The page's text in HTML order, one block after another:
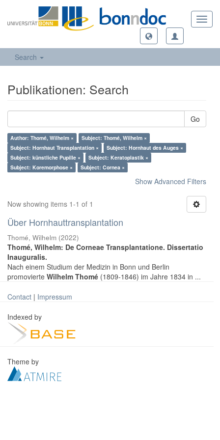
Search
Publikationen: Search
Go
Author: Thomé, Wilhelm ×
Subject: Thomé, Wilhelm ×
Subject: Hornhaut Transplantation ×
Subject: Hornhaut des Auges ×
Subject: künstliche Pupille ×
Subject: Keratoplastik ×
Subject: Koremorphose ×
Subject: Cornea ×
Show Advanced Filters
Now showing items 1-1 of 1
Über Hornhauttransplantation
Thomé, Wilhelm (2022)
Thomé, Wilhelm: De Corneae Transplantatione. Dissertatio
Inauguralis.
Nach einem Studium der Medizin in Bonn und Berlin
promovierte Wilhelm Thomé (1809-1846) im Jahre 1834 in ...
Contact | Impressum
Indexed by
Theme by